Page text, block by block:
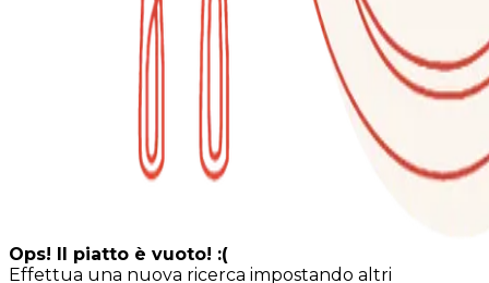
Ops! Il piatto è vuoto! :(
Effettua una nuova ricerca impostando altri